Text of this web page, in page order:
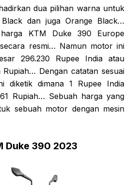
dua pilihan warna untuk
dan juga Orange Black…
KTM Duke 390 Europe
resmi… Namun motor ini
296.230 Rupee India atau
Rupiah… Dengan catatan sesuai
diketik dimana 1 Rupee India
Rupiah… Sebuah harga yang
sebuah motor dengan mesin
Duke 390 2023